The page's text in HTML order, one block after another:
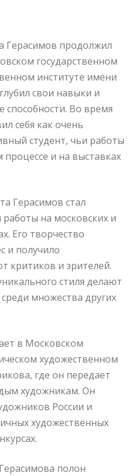
Герасимов продолжил
государственном
институте имени
свои навыки и
способности. Во время
себя как очень
студент, чьи работы
и на выставках
Герасимов стал
на московских и
Его творчество
и получило
критиков и зрителей.
стиля делают
множества других
в Московском
художественном
где он передает
художникам. Он
России и
художественных
полон